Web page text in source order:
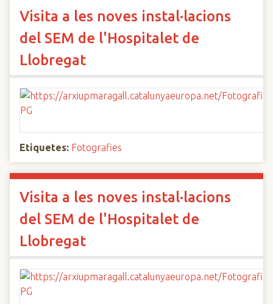
Visita a les noves instal·lacions
del SEM de l'Hospitalet de
Llobregat
Etiquetes: Fotografies
Visita a les noves instal·lacions
del SEM de l'Hospitalet de
Llobregat